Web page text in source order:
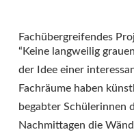
Fachübergreifendes
“Keine langweilig
der Idee einer
Fachräume haben
begabter Schülerinnen
Nachmittagen die